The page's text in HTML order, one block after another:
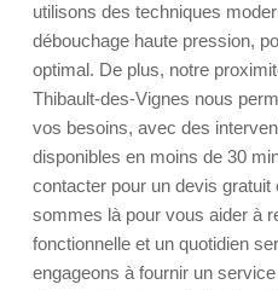
utilisons des techniques
débouchage haute pression,
optimal. De plus, notre
Thibault-des-Vignes nous
vos besoins, avec des
disponibles en moins de 30
contacter pour un devis
sommes là pour vous aider à
fonctionnelle et un quotidien
engageons à fournir un